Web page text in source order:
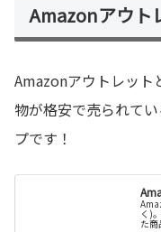
Amazonアウト
Amazonアウトレット
物が格安で売られて
プです！
く)
た商